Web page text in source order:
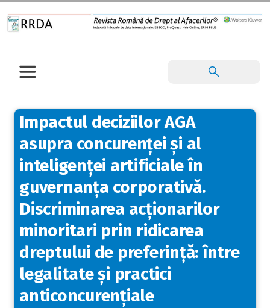
Impactul deciziilor AGA
asupra concurenței și al
inteligenței artificiale în
guvernanța corporativă.
Discriminarea acționarilor
minoritari prin ridicarea
dreptului de preferință: între
legalitate și practici
anticoncurențiale